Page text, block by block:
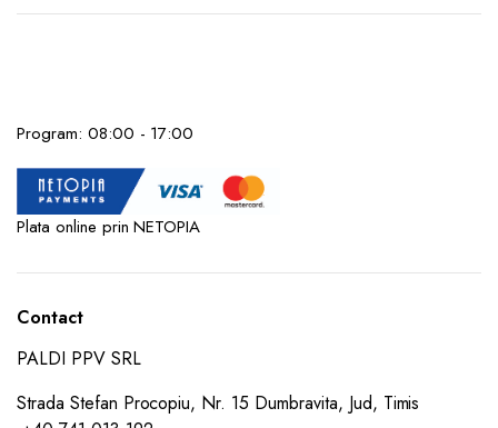
Program: 08:00 - 17:00
Plata online prin NETOPIA
Contact
PALDI PPV SRL
Strada Stefan Procopiu, Nr. 15 Dumbravita, Jud, Timis